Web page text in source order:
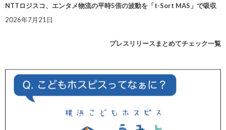
NTTロジスコ、エンタメ物流の平時5倍の波動を「t-Sort MAS」で吸収
2026年7月21日
プレスリリースまとめてチェック一覧